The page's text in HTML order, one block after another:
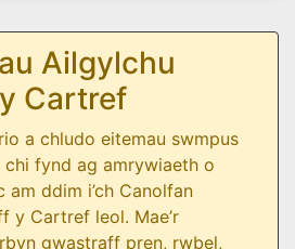
Ailgylchu
Cartref
a chludo eitemau swmpus
fynd ag amrywiaeth o
am ddim i’ch Canolfan
y Cartref leol. Mae’r
gwastraff pren, rwbel,